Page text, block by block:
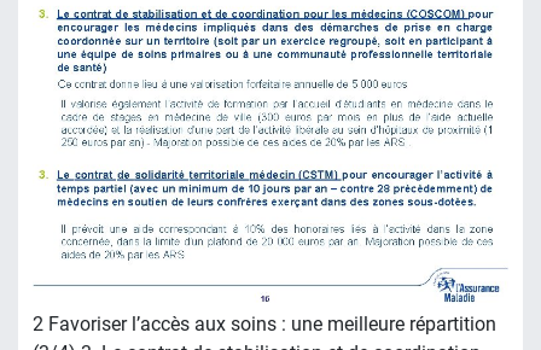
2 Favoriser l’accès aux soins : une meilleure répartition